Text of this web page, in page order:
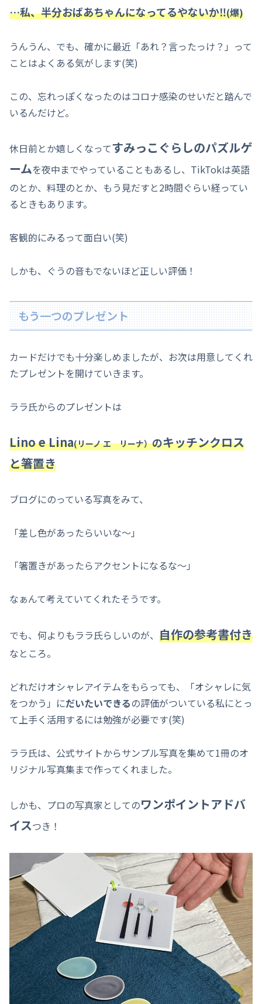
…私、半分おばあちゃんになってるやないか‼(爆)
うんうん、でも、確かに最近「あれ？言ったっけ？」って
ことはよくある気がします(笑)
この、忘れっぽくなったのはコロナ感染のせいだと踏んで
いるんだけど。
休日前とか嬉しくなってすみっこぐらしのパズルゲ
ームを夜中までやっていることもあるし、TikTokは英語
のとか、料理のとか、もう見だすと2時間ぐらい経ってい
るときもあります。
客観的にみるって面白い(笑)
しかも、ぐうの音もでないほど正しい評価！
もう一つのプレゼント
カードだけでも十分楽しめましたが、お次は用意してくれ
たプレゼントを開けていきます。
ララ氏からのプレゼントは
Lino e Lina(リーノ エ リーナ）のキッチンクロス
と箸置き
ブログにのっている写真をみて、
「差し色があったらいいな～」
「箸置きがあったらアクセントになるな～」
なぁんて考えていてくれたそうです。
でも、何よりもララ氏らしいのが、 自作の参考書付き
なところ。
どれだけオシャレアイテムをもらっても、「オシャレに気
をつかう」にだいたいできるの評価がついている私にとっ
て上手く活用するには勉強が必要です(笑)
ララ氏は、公式サイトからサンプル写真を集めて1冊のオ
リジナル写真集まで作ってくれました。
しかも、プロの写真家としてのワンポイントアドバ
イスつき！